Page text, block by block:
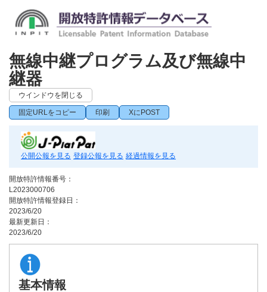
無線中継プログラム及び無線中
継器
ウインドウを閉じる
固定URLをコピー 印刷 XにPOST
公開公報を見る 登録公報を見る 経過情報を見る
開放特許情報番号：
L2023000706
開放特許情報登録日：
2023/6/20
最新更新日：
2023/6/20
基本情報